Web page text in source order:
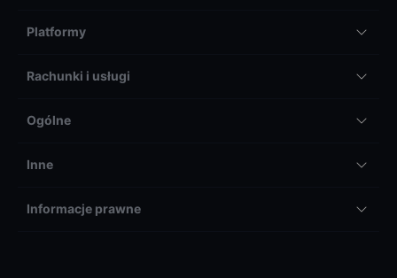
Platformy
Rachunki i usługi
Ogólne
Inne
Informacje prawne